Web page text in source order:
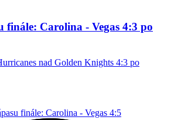
finále: Carolina - Vegas 4:3 po
nad Golden Knights 4:3 po